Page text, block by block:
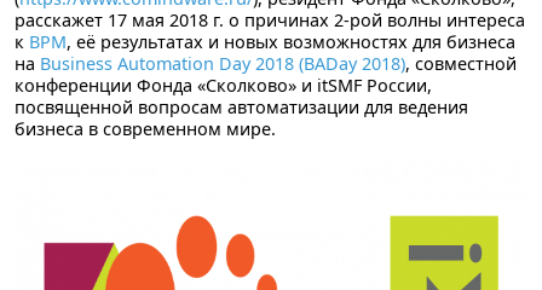
расскажет 17 мая 2018 г. о причинах 2-рой волны интереса
к BPM, её результатах и новых возможностях для бизнеса
на Business Automation Day 2018 (BADay 2018), совместной
конференции Фонда «Сколково» и itSMF России,
посвященной вопросам автоматизации для ведения
бизнеса в современном мире.